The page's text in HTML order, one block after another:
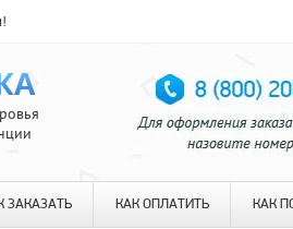
ЗАКАЗАТЬ КАК ОПЛАТИТЬ КАК